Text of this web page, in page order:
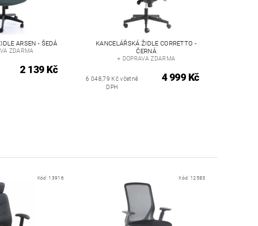
ARSEN - ŠEDÁ
ZDARMA
2 139 Kč
KANCELÁŘSKÁ ŽIDLE CORRETTO -
ČERNÁ
+ DOPRAVA ZDARMA
6 048,79 Kč včetně
DPH
4 999 Kč
Kód: 13916 Kód: 12583